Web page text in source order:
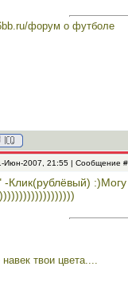
форум о футболе
Июн-2007, 21:55 | Сообщение
-Клик(рублёвый)
твои цвета....